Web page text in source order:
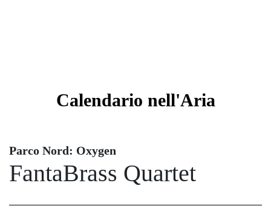
Calendario nell'Aria
Parco Nord: Oxygen
FantaBrass Quartet